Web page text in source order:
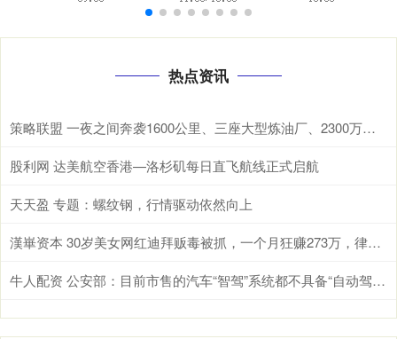
热点资讯
策略联盟 一夜之间奔袭1600公里、三座大型炼油厂、2300万吨原油 在现代战
股利网 达美航空香港—洛杉矶每日直飞航线正式启航
天天盈 专题：螺纹钢，行情驱动依然向上
漢崋资本 30岁美女网红迪拜贩毒被抓，一个月狂赚273万，律师称她天真脆弱
牛人配资 公安部：目前市售的汽车“智驾”系统都不具备“自动驾驶”功能